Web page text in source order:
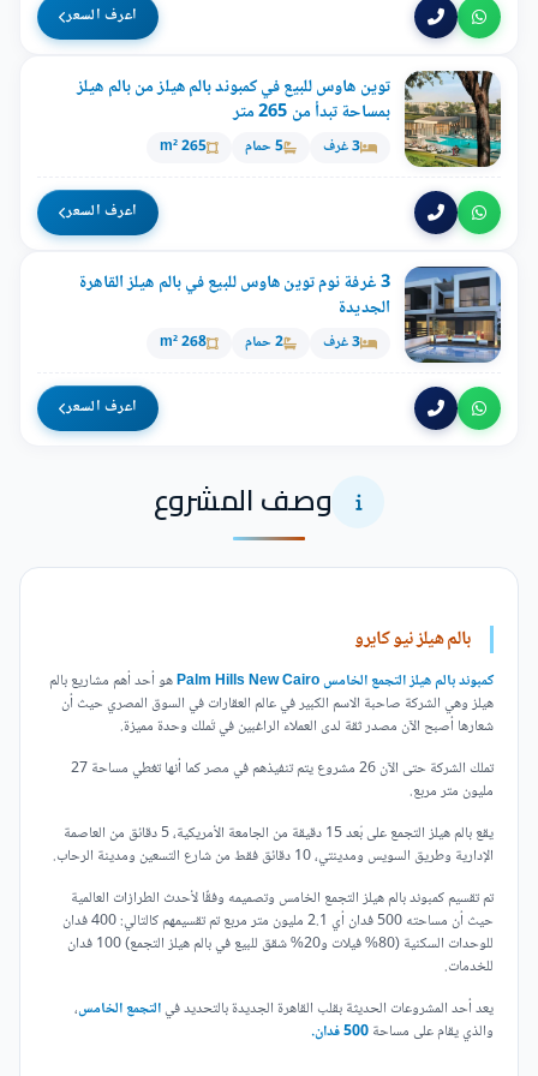
اعرف السعر
توين هاوس للبيع في كمبوند بالم هيلز من بالم هيلز
بمساحة تبدأ من 265 متر
3 غرف 5 حمام 265 m²
اعرف السعر
3 غرفة نوم توين هاوس للبيع في بالم هيلز القاهرة
الجديدة
3 غرف 2 حمام 268 m²
اعرف السعر
وصف المشروع
بالم هيلز نيو كايرو
كمبوند بالم هيلز التجمع الخامس Palm Hills New Cairo
هو أحد أهم مشاريع بالم
هيلز وهي الشركة صاحبة الاسم الكبير في عالم العقارات في السوق المصري حيث أن
شعارها أصبح الآن مصدر ثقة لدى العملاء الراغبين في تَملك وحدة مميزة.
تملك الشركة حتى الآن 26 مشروع يتم تنفيذهم في مصر كما أنها تغطي مساحة 27
مليون متر مربع.
يقع بالم هيلز التجمع على بُعد 15 دقيقة من الجامعة الأمريكية، 5 دقائق من العاصمة
الإدارية وطريق السويس ومدينتي، 10 دقائق فقط من شارع التسعين ومدينة الرحاب.
تم تقسيم كمبوند بالم هيلز التجمع الخامس وتصميمه وفقًا لأحدث الطرازات العالمية
حيث أن مساحته 500 فدان أي 2.1 مليون متر مربع تم تقسيمهم كالتالي: 400 فدان
للوحدات السكنية (80% فيلات و20% شقق للبيع في بالم هيلز التجمع) 100 فدان
للخدمات.
يعد أحد المشروعات الحديثة بقلب القاهرة الجديدة بالتحديد فيالتجمع الخامس،
والذي يقام على مساحة500 فدان.